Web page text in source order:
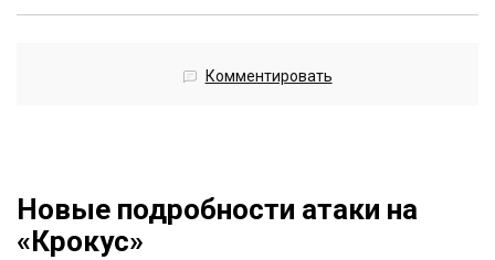
Комментировать
Новые подробности атаки на
«Крокус»